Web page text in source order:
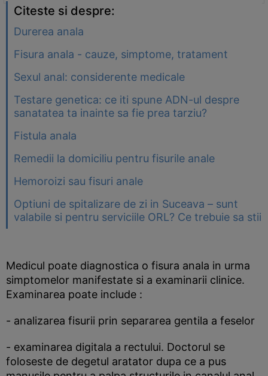
Citeste si despre:
Durerea anala
Fisura anala - cauze, simptome, tratament
Sexul anal: considerente medicale
Testare genetica: ce iti spune ADN-ul despre
sanatatea ta inainte sa fie prea tarziu?
Fistula anala
Remedii la domiciliu pentru fisurile anale
Hemoroizi sau fisuri anale
Optiuni de spitalizare de zi in Suceava – sunt
valabile si pentru serviciile ORL? Ce trebuie sa stii
Medicul poate diagnostica o fisura anala in urma
simptomelor manifestate si a examinarii clinice.
Examinarea poate include :
- analizarea fisurii prin separarea gentila a feselor
- examinarea digitala a rectului. Doctorul se
foloseste de degetul aratator dupa ce a pus